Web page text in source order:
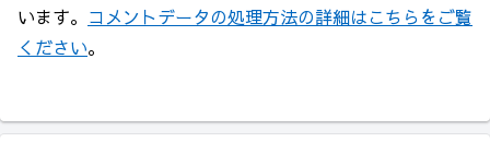
います。 コメントデータの処理方法の詳細はこちらをご覧
ください。